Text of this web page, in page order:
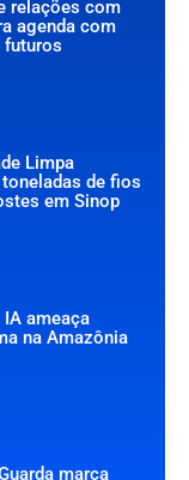
relações com
agenda com
futuros
Limpa
de fios
em Sinop
IA ameaça
na Amazônia
marca